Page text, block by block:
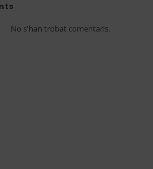
No s'han trobat comentaris.